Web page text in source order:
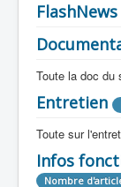
FlashNews
Toute la doc du
Revue
Tous les
Entretien
Toute sur
Infos
Nombre